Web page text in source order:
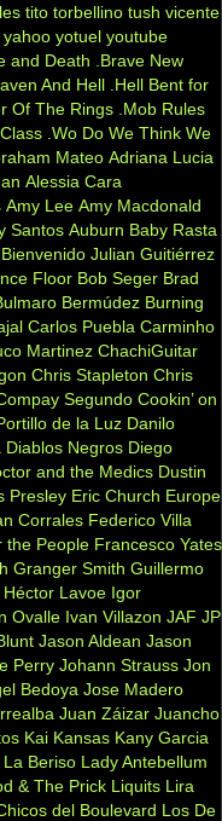
tito torbellino tush vicente
yahoo yotuel youtube
and Death
.Brave New
And Hell .Hell Bent for
Of The Rings .Mob Rules
.Wo Do We Think We
Mateo Adriana Lucia
Alessia Cara
Amy Lee Amy Macdonald
Santos Auburn Baby Rasta
Bienvenido Julian Guitiérrez
Floor Bob Seger Brad
Bermúdez Burning
Carlos Puebla Carminho
Martinez ChachiGuitar
Chris Stapleton Chris
Segundo Cookin’ on
de la Luz Danilo
Diablos Negros Diego
and the Medics Dustin
Presley Eric Church Europe
Corrales Federico Villa
the People Francesco Yates
Granger Smith Guillermo
Héctor Lavoe Igor
Ovalle Ivan Villazon JAF JP
Jason Aldean Jason
Perry Johann Strauss Jon
Bedoya Jose Madero
Juan Záizar Juancho
Kai Kansas Kany Garcia
La Beriso Lady Antebellum
& The Prick Liquits Lira
del Boulevard Los De